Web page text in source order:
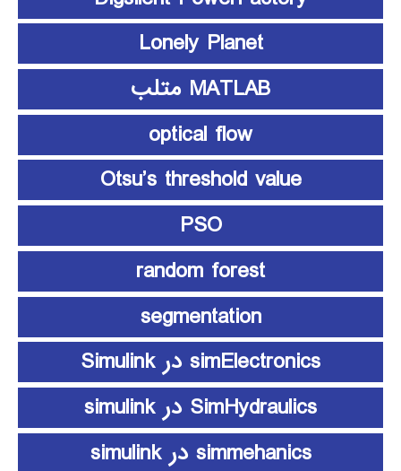
Lonely Planet
MATLAB متلب
optical flow
Otsu’s threshold value
PSO
random forest
segmentation
simElectronics در Simulink
SimHydraulics در simulink
simmehanics در simulink